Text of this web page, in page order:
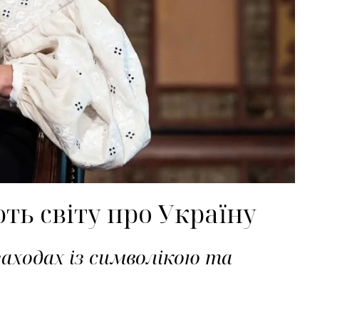
світу про Україну
із символікою та